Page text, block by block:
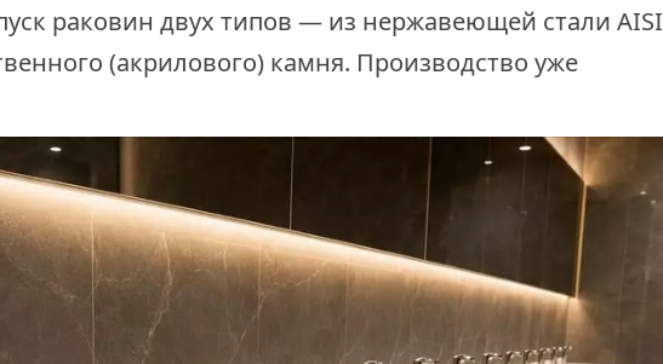
раковин двух типов — из нержавеющей стали AISI
(акрилового) камня. Производство уже